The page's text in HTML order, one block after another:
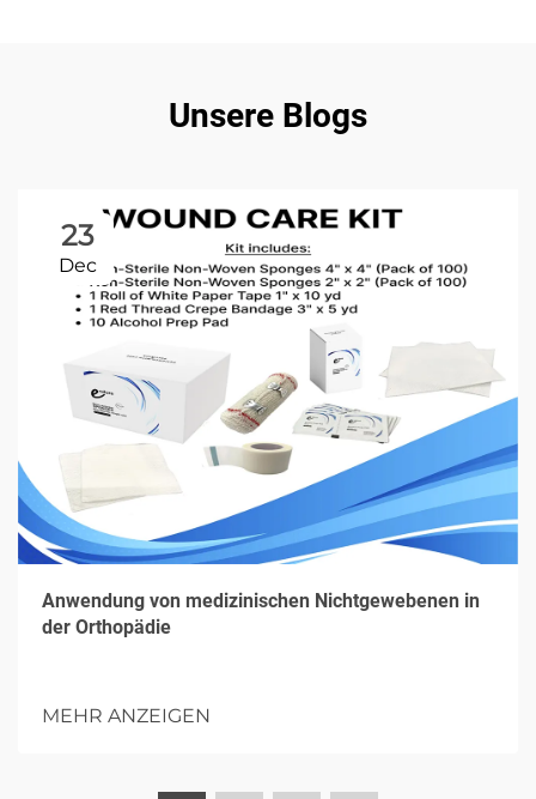
Unsere Blogs
23
Dec
Anwendung von medizinischen Nichtgewebenen in
der Orthopädie
MEHR ANZEIGEN